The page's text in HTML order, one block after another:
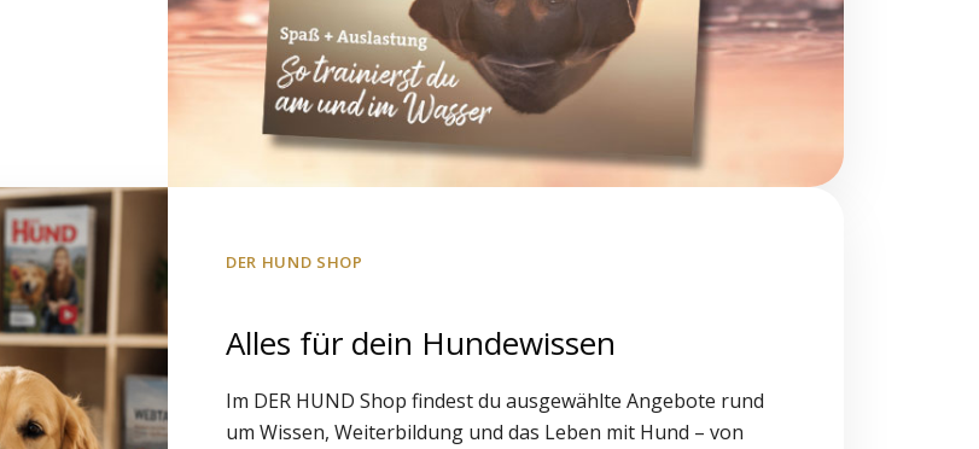
DER HUND SHOP
Alles für dein Hundewissen
Im DER HUND Shop findest du ausgewählte Angebote rund
um Wissen, Weiterbildung und das Leben mit Hund – von